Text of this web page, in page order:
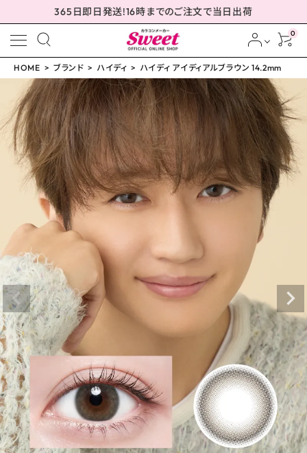
365日即日発送!16時までのご注文で当日出荷
0
meeting_room ログイン person 会員登録
ハイディ アイディアルブ
ラウン 14.2mm
¥ 2,310 (税込)
配送方法について
発送について
お支払い方法について
お買い物ガイド
HOME ブランド ハイディ ハイディ アイディアルブラウン 14.2mm